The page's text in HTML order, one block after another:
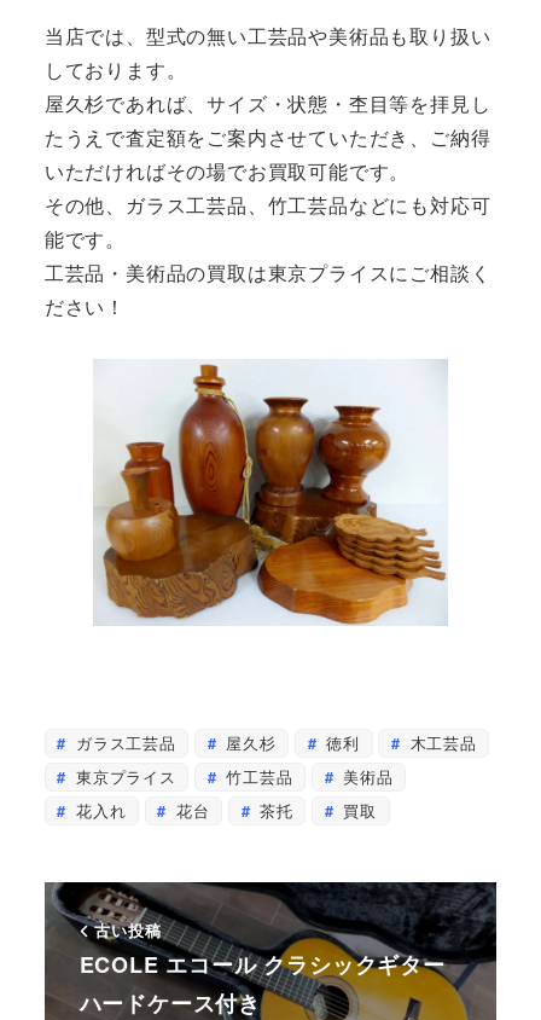
当店では、型式の無い工芸品や美術品も取り扱い
しております。
屋久杉であれば、サイズ・状態・杢目等を拝見し
たうえで査定額をご案内させていただき、ご納得
いただければその場でお買取可能です。
その他、ガラス工芸品、竹工芸品などにも対応可
能です。
工芸品・美術品の買取は東京プライスにご相談く
ださい！
ガラス工芸品 屋久杉 徳利
木工芸品
東京プライス
竹工芸品
美術品
花入れ
花台 茶托 買取
古い投稿
ECOLE エコール クラシックギター
ハードケース付き